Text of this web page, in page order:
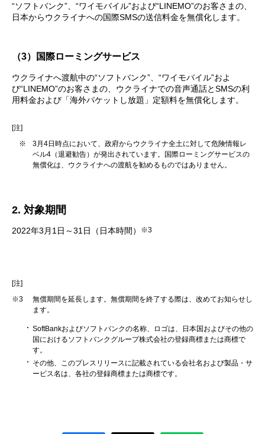
“ソフトバンク”、“ワイモバイル”および“LINEMO”のお客さまの、
日本からウクライナへの国際SMSの送信料金を無償化します。
（3）国際ローミングサービス
ウクライナへ渡航中の“ソフトバンク”、“ワイモバイル”およ
び“LINEMO”のお客さまの、ウクライナでの音声通話とSMSの利
用料金および「海外パケットし放題」定額料を無償化します。
[注]
※
3月4日時点において、政府からウクライナ全土に対して危険情報レ
ベル4（退避勧告）が発出されています。国際ローミングサービスの
無償化は、ウクライナへの渡航を勧めるものではありません。
2. 対象期間
2022年3月1日～31日（日本時間） ※3
[注]
※3
無償期間を延長します。無償期間を終了する際は、改めてお知らせし
ます。
SoftBankおよびソフトバンクの名称、ロゴは、日本国およびその他の
国におけるソフトバンクグループ株式会社の登録商標または商標で
す。
その他、このプレスリリースに記載されている会社名および製品・サ
ービス名は、各社の登録商標または商標です。